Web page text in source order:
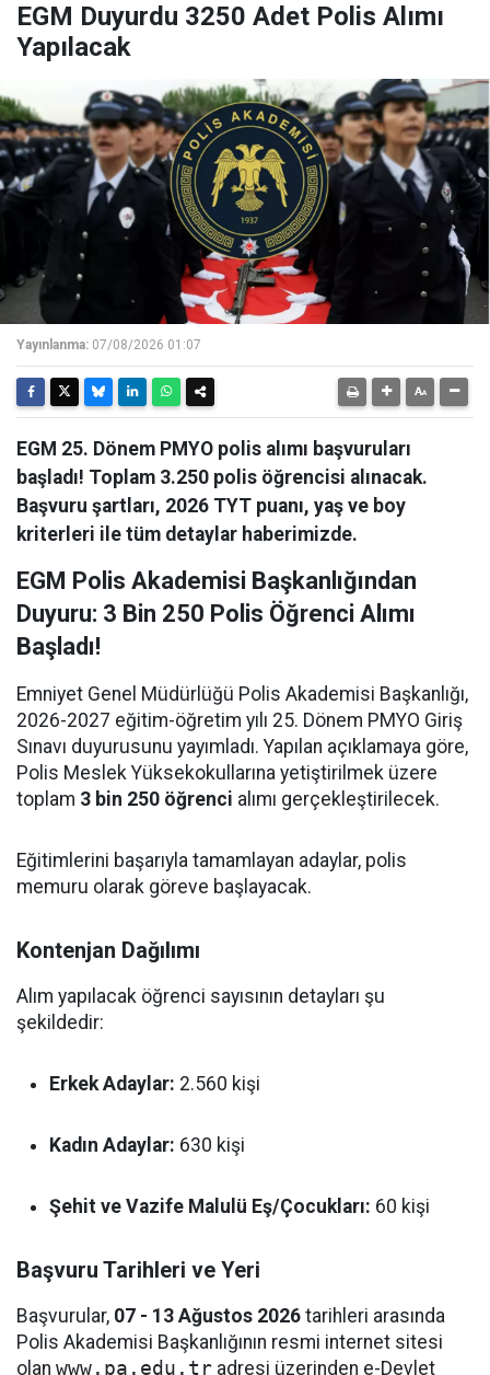
EGM Duyurdu 3250 Adet Polis Alımı
Yapılacak
Yayınlanma: 07/08/2026 01:07
EGM 25. Dönem PMYO polis alımı başvuruları
başladı! Toplam 3.250 polis öğrencisi alınacak.
Başvuru şartları, 2026 TYT puanı, yaş ve boy
kriterleri ile tüm detaylar haberimizde.
EGM Polis Akademisi Başkanlığından
Duyuru: 3 Bin 250 Polis Öğrenci Alımı
Başladı!
Emniyet Genel Müdürlüğü Polis Akademisi Başkanlığı,
2026-2027 eğitim-öğretim yılı 25. Dönem PMYO Giriş
Sınavı duyurusunu yayımladı. Yapılan açıklamaya göre,
Polis Meslek Yüksekokullarına yetiştirilmek üzere
toplam 3 bin 250 öğrenci alımı gerçekleştirilecek.
Eğitimlerini başarıyla tamamlayan adaylar, polis
memuru olarak göreve başlayacak.
Kontenjan Dağılımı
Alım yapılacak öğrenci sayısının detayları şu
şekildedir:
Erkek Adaylar: 2.560 kişi
Kadın Adaylar: 630 kişi
Şehit ve Vazife Malulü Eş/Çocukları: 60 kişi
Başvuru Tarihleri ve Yeri
Başvurular, 07 - 13 Ağustos 2026 tarihleri arasında
Polis Akademisi Başkanlığının resmi internet sitesi
olan www.pa.edu.tr adresi üzerinden e-Devlet